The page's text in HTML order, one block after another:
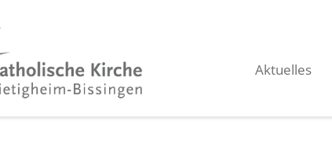
Aktuelles